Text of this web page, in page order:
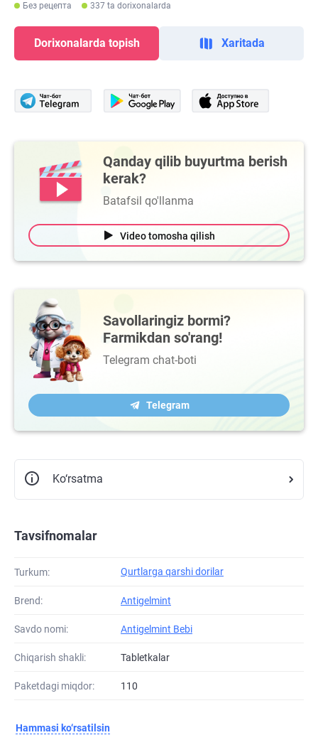
Без рецепта 337 ta dorixonalarda
Dorixonalarda topish Xaritada
Qanday qilib buyurtma berish
kerak?
Batafsil qo'llanma
Video tomosha qilish
Savollaringiz bormi?
Farmikdan so'rang!
Telegram chat-boti
Telegram
Ko‘rsatma
Tavsifnomalar
Turkum: Qurtlarga qarshi dorilar
Brend: Antigelmint
Savdo nomi: Antigelmint Bebi
Chiqarish shakli: Tabletkalar
Paketdagi miqdor: 110
Hammasi ko‘rsatilsin